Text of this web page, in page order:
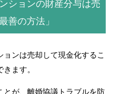
ションの財産分与は売
善の方法」
ョンは売却して現金化するこ
ます。
とが、離婚協議トラブルを防